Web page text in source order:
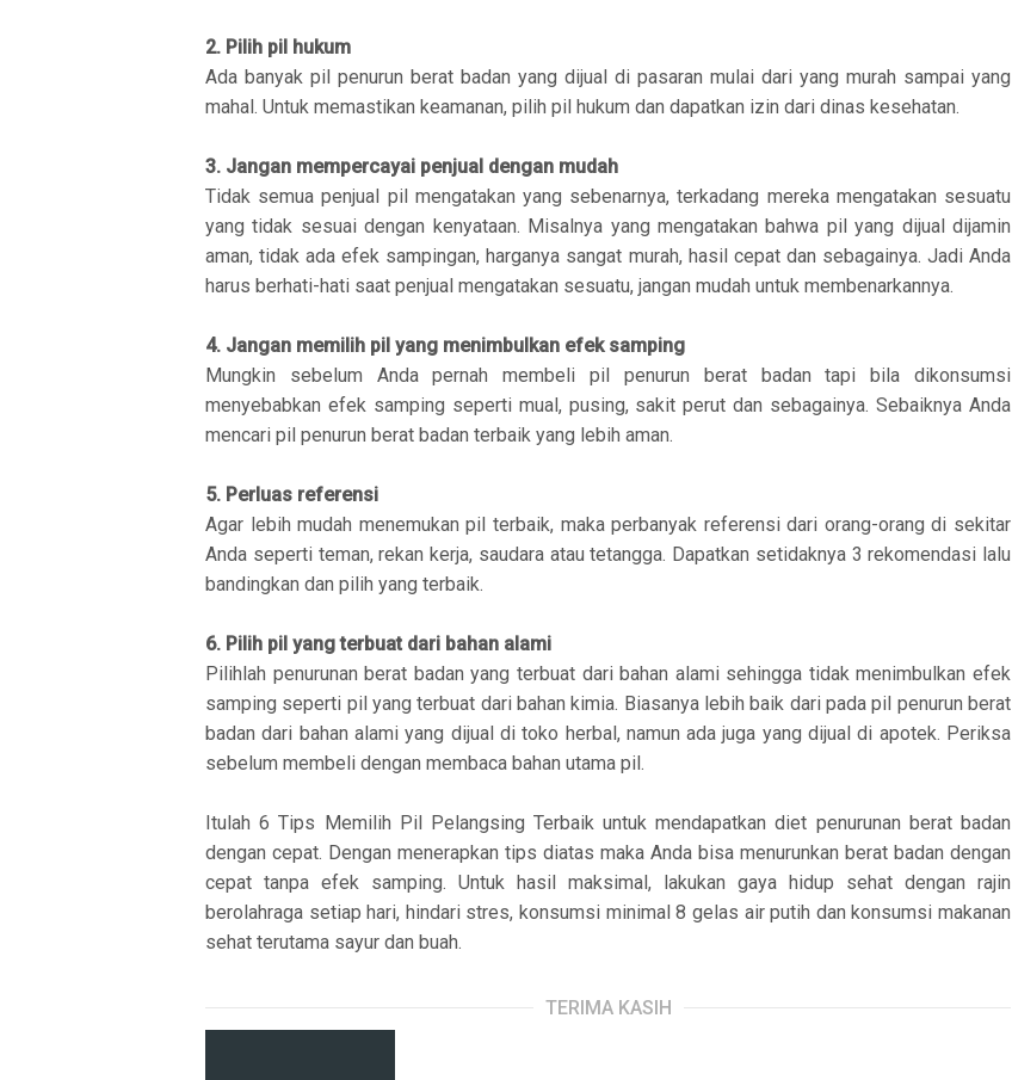
2. Pilih pil hukum
Ada banyak pil penurun berat badan yang dijual di pasaran mulai dari yang murah sampai yang
mahal. Untuk memastikan keamanan, pilih pil hukum dan dapatkan izin dari dinas kesehatan.
3. Jangan mempercayai penjual dengan mudah
Tidak semua penjual pil mengatakan yang sebenarnya, terkadang mereka mengatakan sesuatu
yang tidak sesuai dengan kenyataan. Misalnya yang mengatakan bahwa pil yang dijual dijamin
aman, tidak ada efek sampingan, harganya sangat murah, hasil cepat dan sebagainya. Jadi Anda
harus berhati-hati saat penjual mengatakan sesuatu, jangan mudah untuk membenarkannya.
4. Jangan memilih pil yang menimbulkan efek samping
Mungkin sebelum Anda pernah membeli pil penurun berat badan tapi bila dikonsumsi
menyebabkan efek samping seperti mual, pusing, sakit perut dan sebagainya. Sebaiknya Anda
mencari pil penurun berat badan terbaik yang lebih aman.
5. Perluas referensi
Agar lebih mudah menemukan pil terbaik, maka perbanyak referensi dari orang-orang di sekitar
Anda seperti teman, rekan kerja, saudara atau tetangga. Dapatkan setidaknya 3 rekomendasi lalu
bandingkan dan pilih yang terbaik.
6. Pilih pil yang terbuat dari bahan alami
Pilihlah penurunan berat badan yang terbuat dari bahan alami sehingga tidak menimbulkan efek
samping seperti pil yang terbuat dari bahan kimia. Biasanya lebih baik dari pada pil penurun berat
badan dari bahan alami yang dijual di toko herbal, namun ada juga yang dijual di apotek. Periksa
sebelum membeli dengan membaca bahan utama pil.
Itulah 6 Tips Memilih Pil Pelangsing Terbaik untuk mendapatkan diet penurunan berat badan
dengan cepat. Dengan menerapkan tips diatas maka Anda bisa menurunkan berat badan dengan
cepat tanpa efek samping. Untuk hasil maksimal, lakukan gaya hidup sehat dengan rajin
berolahraga setiap hari, hindari stres, konsumsi minimal 8 gelas air putih dan konsumsi makanan
sehat terutama sayur dan buah.
TERIMA KASIH